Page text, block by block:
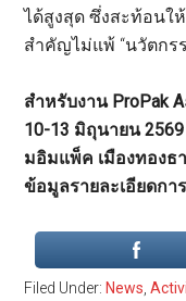
ได้สูงสุด ซึ่งสะท้อนใ
สำคัญไม่แพ้ “นวัตกร
สำหรับงาน ProPak
10-13 มิถุนายน
มอิมแพ็ค เมืองทองธ
ข้อมูลรายละเอียดกา
Filed Under: News ,